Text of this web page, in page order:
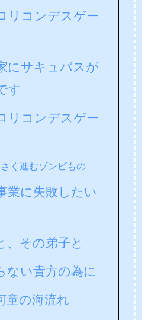
リコンデスゲー
にサキュバスが
す
リコンデスゲー
く進むゾンビもの
業に失敗したい
、その弟子と
ない貴方の為に
童の海流れ